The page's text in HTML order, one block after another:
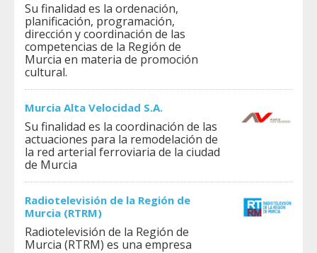
Su finalidad es la ordenación,
planificación, programación,
dirección y coordinación de las
competencias de la Región de
Murcia en materia de promoción
cultural.
Murcia Alta Velocidad S.A.
Su finalidad es la coordinación de las
actuaciones para la remodelación de
la red arterial ferroviaria de la ciudad
de Murcia
Radiotelevisión de la Región de
Murcia (RTRM)
Radiotelevisión de la Región de
Murcia (RTRM) es una empresa